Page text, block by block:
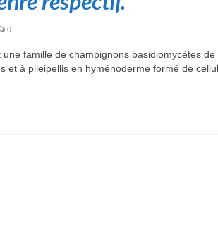
0
famille de champignons basidiomycètes de
et à pileipellis en hyménoderme formé de